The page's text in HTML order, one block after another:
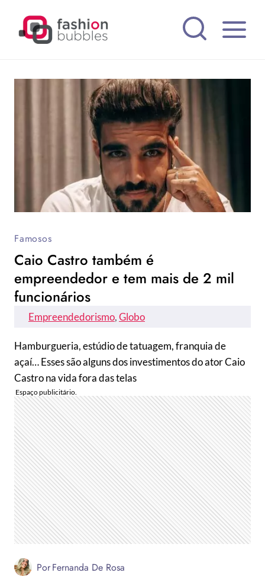
Famosos
Caio Castro também é
empreendedor e tem mais de 2 mil
funcionários
Empreendedorismo, Globo
Hamburgueria, estúdio de tatuagem, franquia de
açaí… Esses são alguns dos investimentos do ator Caio
Castro na vida fora das telas
PorFernanda De Rosa